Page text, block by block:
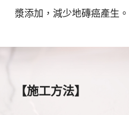
漿添加，減少地磚癌產生。
【施工方法】